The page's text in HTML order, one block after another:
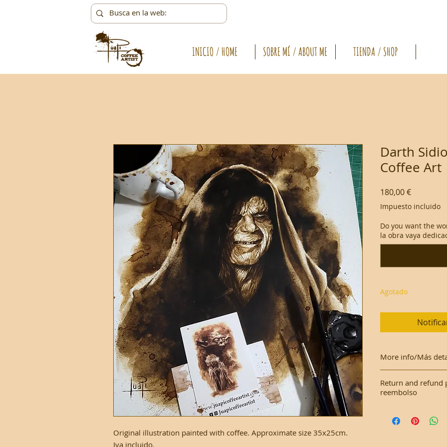
INICIO / HOME SOBRE MÍ / ABOUT ME TIENDA / SHOP
Original illustration painted with coffee. Approximate size 35x25cm.
Iva incluido.
Darth
Coffee Art
180,00 €Precio
Impuesto incluido
Do you want the
la obra vaya
Agotado
More info/Más
with a plastic
una funda de
Return and refund
reembolso